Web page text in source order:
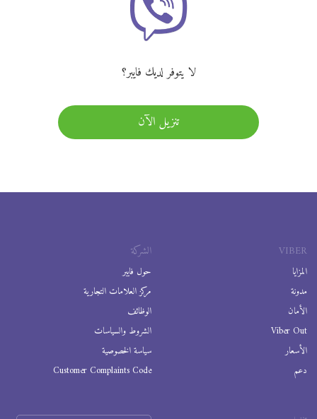
لا يتوفر لديك فايبر؟
تنزيل الآن
VIBER
المزايا
مدونة
الأمان
Viber Out
الأسعار
دعم
الشركة
حول فايبر
مركز العلامات التجارية
الوظائف
الشروط والسياسات
سياسة الخصوصية
Customer Complaints Code